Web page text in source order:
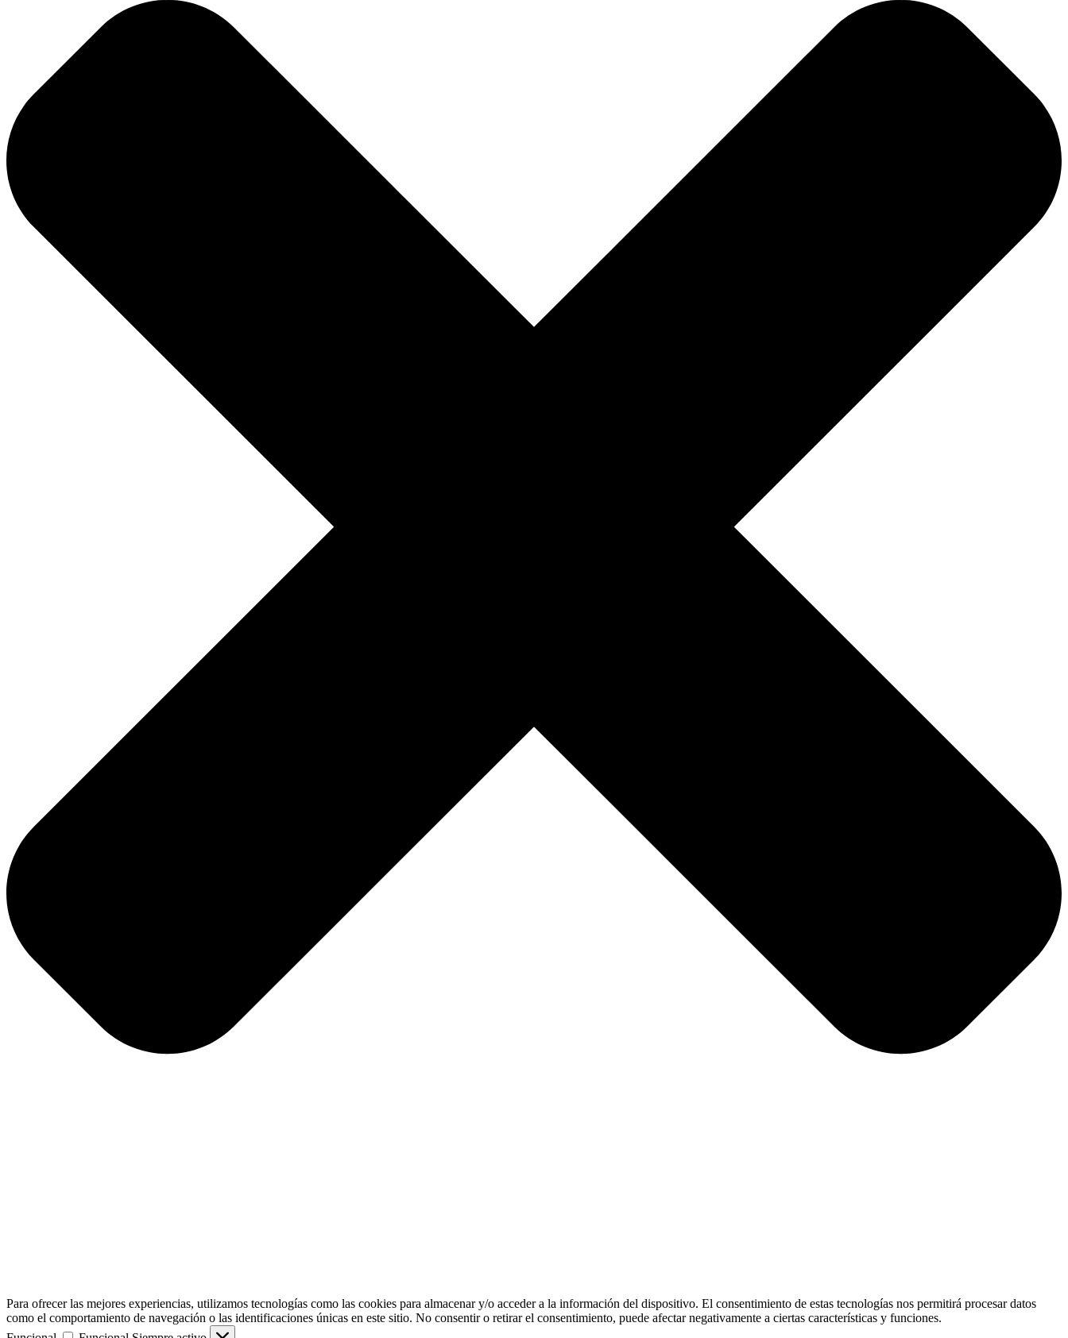
Para ofrecer las mejores experiencias, utilizamos tecnologías como las cookies para almacenar y/o acceder a la información del dispositivo. El consentimiento de estas tecnologías nos permitirá procesar datos
como el comportamiento de navegación o las identificaciones únicas en este sitio. No consentir o retirar el consentimiento, puede afectar negativamente a ciertas características y funciones.